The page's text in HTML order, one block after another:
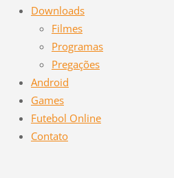
Downloads
Filmes
Programas
Pregações
Android
Games
Futebol Online
Contato